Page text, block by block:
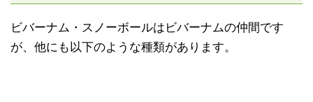
ビバーナム・スノーボールはビバーナムの仲間です
が、他にも以下のような種類があります。